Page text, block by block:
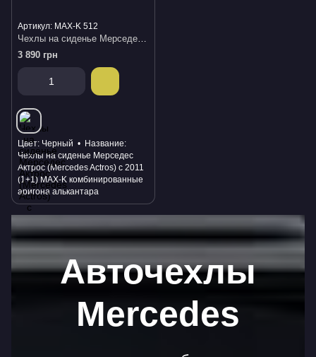
Артикул: MAX-K 512
Чехлы на сиденье Мерседес Актрос (Mercedes Actros) с 2011 (1+1) MAX-K комбинированные аригона алькантара
3 890 грн
Цвет Черный
Название
Чехлы на сиденье Мерседес
Актрос (Mercedes Actros) с 2011
(1+1) MAX-K комбинированные
аригона алькантара
Авточехлы
Mercedes